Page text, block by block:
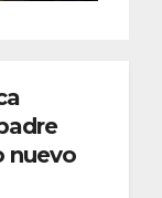
nuevo